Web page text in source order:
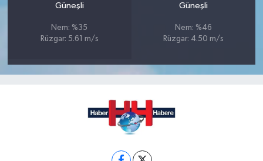
Güneşli
Nem: %35
Rüzgar: 5.61 m/s
Güneşli
Nem: %46
Rüzgar: 4.50 m/s